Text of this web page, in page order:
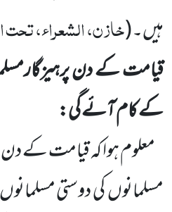
ہیں۔(خازن، الشعراء، تحت
قیامت کے دن
کے کام آئے گی:
معلوم ہوا کہ قیامت کے
مسلمانوںکی دوستی مسلمانوں